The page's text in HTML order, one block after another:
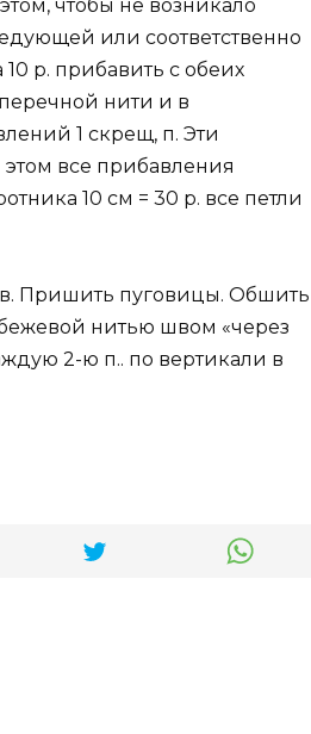
чтобы не возникало
или соответственно
р. прибавить с обеих
нити и в
1 скрещ, п. Эти
все прибавления
10 см = 30 р. все петли
Пришить пуговицы. Обшить
нитью швом «через
2-ю п.. по вертикали в